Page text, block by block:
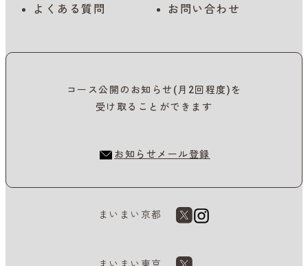
よくある質問
お問い合わせ
コース公開のお知らせ(月2回程度)を
受け取ることができます
お知らせメール登録
まいまい京都